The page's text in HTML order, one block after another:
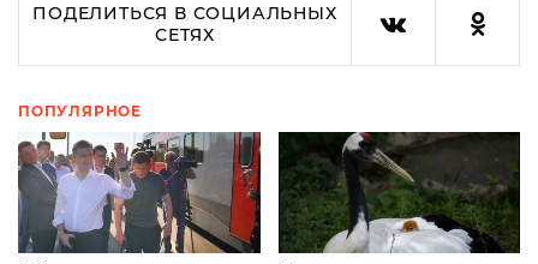
ПОДЕЛИТЬСЯ В СОЦИАЛЬНЫХ
СЕТЯХ
ПОПУЛЯРНОЕ